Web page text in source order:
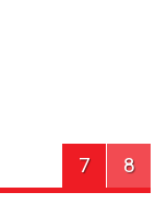
7 8